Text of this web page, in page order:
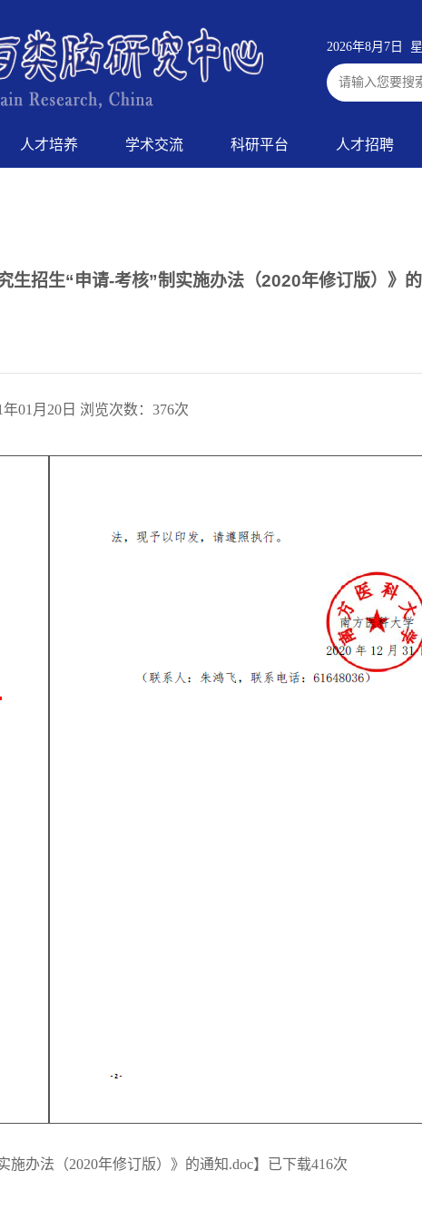
2026年8月7日
人才培养 学术交流 科研平台 人才招聘
生招生“申请-考核”制实施办法（2020年修订版）》
01月20日 浏览次数： 376次
施办法（2020年修订版）》的通知.doc】已下载416次